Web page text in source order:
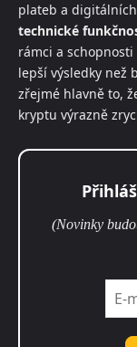
plateb a
technické
rámci a
lepší výsledky než
zřejmé hlavně to,
kryptu výrazně
(Novinky